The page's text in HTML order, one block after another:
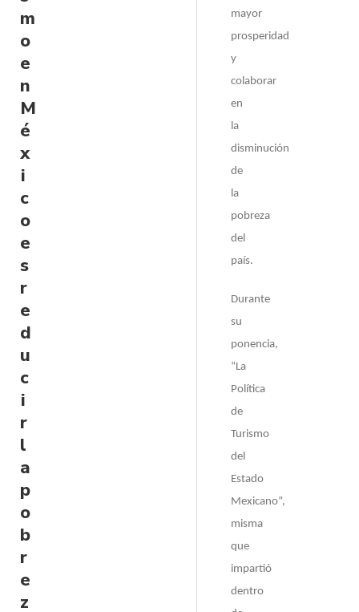
m
o
e
n
M
é
x
i
c
o
e
s
r
e
d
u
c
i
r
l
a
p
o
b
r
e
z
mayor
prosperidad
y
colaborar
en
la
disminución
de
la
pobreza
del
país.
Durante
su
ponencia,
“La
Política
de
Turismo
del
Estado
Mexicano”,
misma
que
impartió
dentro